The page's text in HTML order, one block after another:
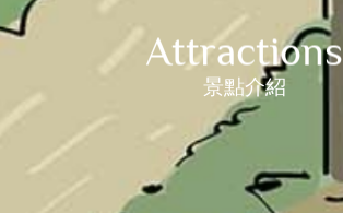
Attractions
景點介紹